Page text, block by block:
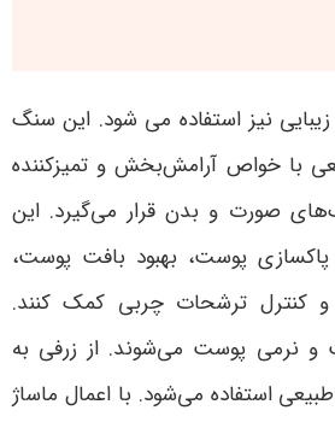
نیز استفاده می شود. این سنگ
با خواص آرامش‌بخش و تمیزکننده
صورت و بدن قرار می‌گیرد. این
پوست، بهبود بافت پوست،
کنترل ترشحات چربی کمک کنند.
و نرمی پوست می‌شوند. از زرفی به
استفاده می‌شود. با اعمال ماساژ